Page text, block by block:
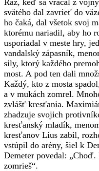
svätého dal zavrieť do
ho čaká, dal všetok svoj
ktorému nariadil, aby ho
usporiadal v meste hry,
vandalský zápasník,
sily, ktorý každého
most. A pod ten dali
Každý, kto z mosta
a v mukách zomrel.
zvlášť kresťania.
zhadzuje svojich
kresťanský mladík,
kresťanov Lius zabil,
vstúpil do arény, šiel k
Demeter povedal:
zomrieš“.